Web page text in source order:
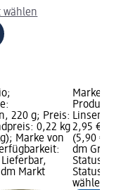
wählen
220 g; Preis:
0,22 kg
Marke von
Markt
Marke:
Linsen,
2,95 €;
(5,90 €
dm
Status
Status
wählen